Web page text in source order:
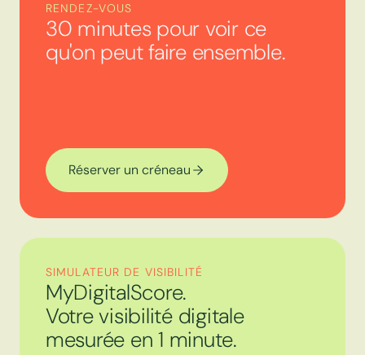
RENDEZ-VOUS
30 minutes pour voir ce
qu'on peut faire ensemble.
Réserver un créneau
SIMULATEUR DE VISIBILITÉ
MyDigitalScore.
Votre visibilité digitale
mesurée en 1 minute.